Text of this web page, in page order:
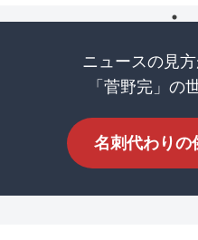
ニュースの見方
「菅野完」の
名刺代わり